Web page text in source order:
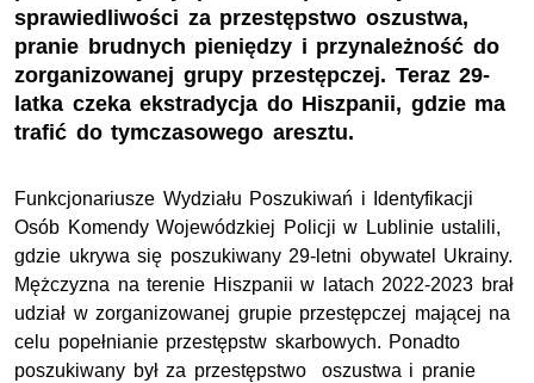
sprawiedliwości za przestępstwo oszustwa,
pranie brudnych pieniędzy i przynależność do
zorganizowanej grupy przestępczej. Teraz 29-
latka czeka ekstradycja do Hiszpanii, gdzie ma
trafić do tymczasowego aresztu.
Funkcjonariusze Wydziału Poszukiwań i Identyfikacji
Osób Komendy Wojewódzkiej Policji w Lublinie ustalili,
gdzie ukrywa się poszukiwany 29-letni obywatel Ukrainy.
Mężczyzna na terenie Hiszpanii w latach 2022-2023 brał
udział w zorganizowanej grupie przestępczej mającej na
celu popełnianie przestępstw skarbowych. Ponadto
poszukiwany był za przestępstwo oszustwa i pranie